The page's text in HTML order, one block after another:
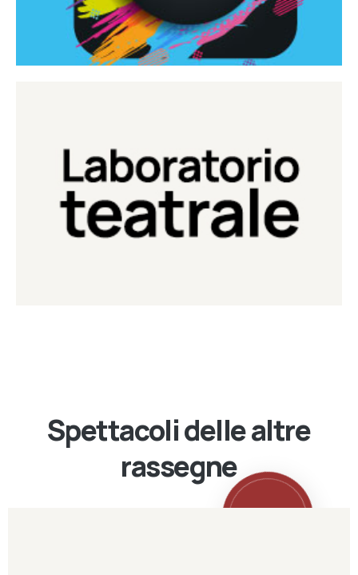
Laboratorio Teatrale
Laboratorio di teatro del Teatro Eduardo de Filippo
Continua
Spettacoli delle altre
rassegne